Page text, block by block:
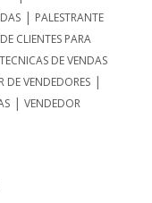
| PALESTRANTE
CLIENTES PARA
TECNICAS DE VENDAS
DE VENDEDORES|
| VENDEDOR